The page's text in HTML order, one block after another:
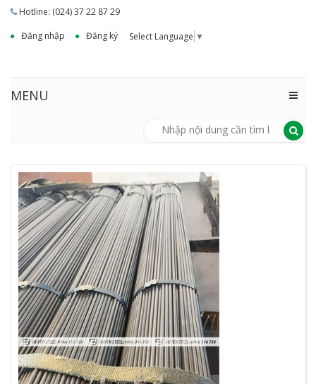
Hotline: (024) 37 22 87 29
Đăng nhập
Đăng ký Select Language ▼
MENU